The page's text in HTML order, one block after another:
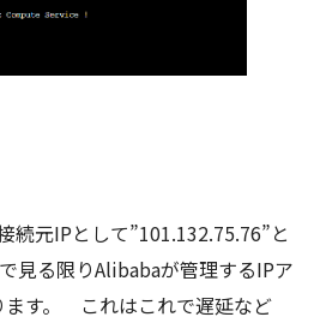
続元IPとして”101.132.75.76”と
見る限りAlibabaが管理するIPア
ます。 これはこれで遅延など